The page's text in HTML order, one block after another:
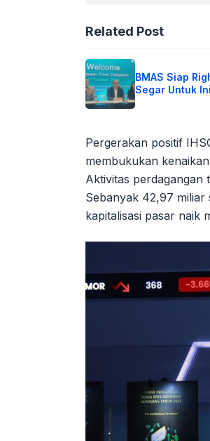
Related Post
BMAS Siap
Segar Untuk Ini
Pergerakan positif
membukukan
Aktivitas perdagangan
Sebanyak 42,97 miliar
kapitalisasi pasar naik